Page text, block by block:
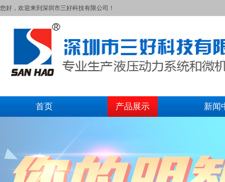
您好，欢迎来到深圳市三好科技有限公司！
首页 产品展示 新闻